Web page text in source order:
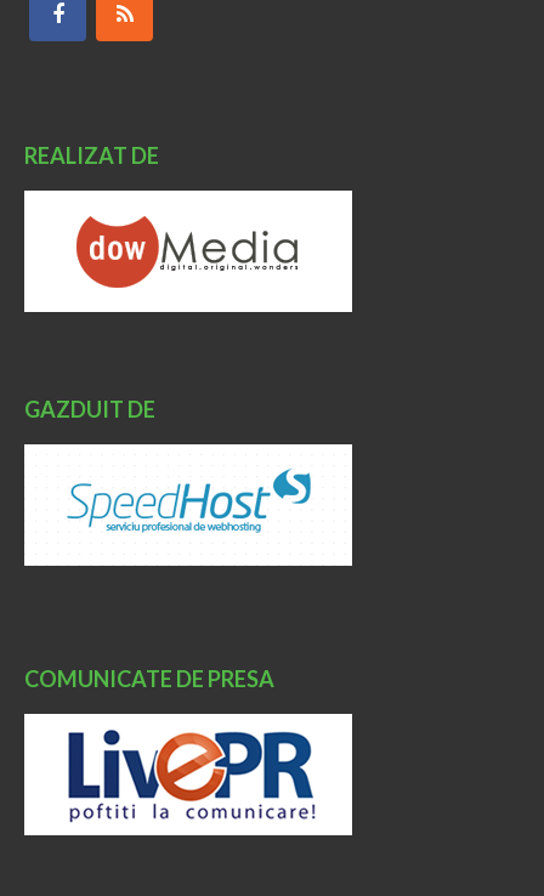
REALIZAT DE
GAZDUIT DE
COMUNICATE DE PRESA